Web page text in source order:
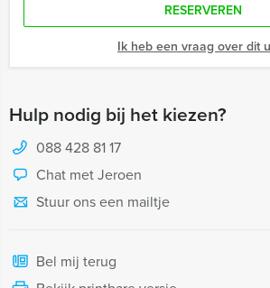
RESERVEREN
Ik heb een vraag over dit
Hulp nodig bij het kiezen?
088 428 81 17
Chat met Jeroen
Stuur ons een mailtje
Bel mij terug